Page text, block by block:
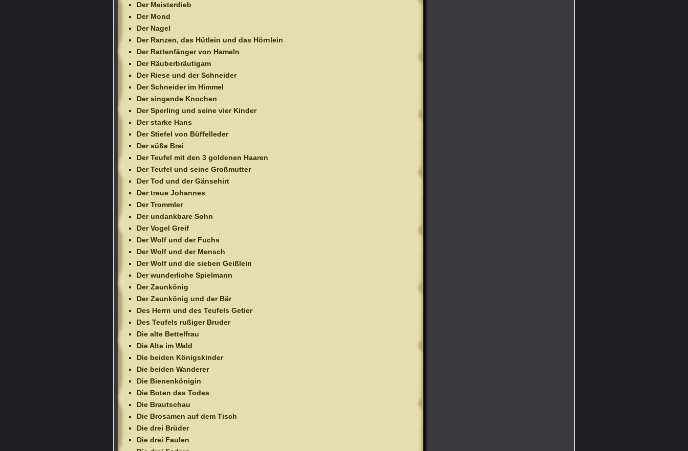
Der Meisterdieb
Der Mond
Der Nagel
Der Ranzen, das Hütlein und das Hörnlein
Der Rattenfänger von Hameln
Der Räuberbräutigam
Der Riese und der Schneider
Der Schneider im Himmel
Der singende Knochen
Der Sperling und seine vier Kinder
Der starke Hans
Der Stiefel von Büffelleder
Der süße Brei
Der Teufel mit den 3 goldenen Haaren
Der Teufel und seine Großmutter
Der Tod und der Gänsehirt
Der treue Johannes
Der Trommler
Der undankbare Sohn
Der Vogel Greif
Der Wolf und der Fuchs
Der Wolf und der Mensch
Der Wolf und die sieben Geißlein
Der wunderliche Spielmann
Der Zaunkönig
Der Zaunkönig und der Bär
Des Herrn und des Teufels Getier
Des Teufels rußiger Bruder
Die alte Bettelfrau
Die Alte im Wald
Die beiden Königskinder
Die beiden Wanderer
Die Bienenkönigin
Die Boten des Todes
Die Brautschau
Die Brosamen auf dem Tisch
Die drei Brüder
Die drei Faulen